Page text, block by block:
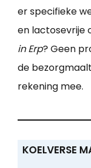
er specifieke
en lactosevrije
in Erp? Geen
de
rekening mee.
KOELVERSE